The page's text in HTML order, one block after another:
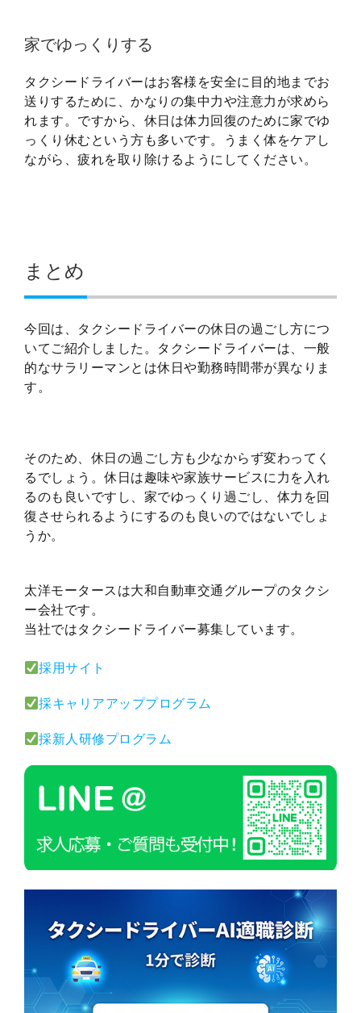
家でゆっくりする
タクシードライバーはお客様を安全に目的地までお
送りするために、かなりの集中力や注意力が求めら
れます。ですから、休日は体力回復のために家でゆ
っくり休むという方も多いです。うまく体をケアし
ながら、疲れを取り除けるようにしてください。
まとめ
今回は、タクシードライバーの休日の過ごし方につ
いてご紹介しました。タクシードライバーは、一般
的なサラリーマンとは休日や勤務時間帯が異なりま
す。
そのため、休日の過ごし方も少なからず変わってく
るでしょう。休日は趣味や家族サービスに力を入れ
るのも良いですし、家でゆっくり過ごし、体力を回
復させられるようにするのも良いのではないでしょ
うか。
太洋モータースは大和自動車交通グループのタクシ
ー会社です。
当社ではタクシードライバー募集しています。
採用サイト
採キャリアアッププログラム
採新人研修プログラム